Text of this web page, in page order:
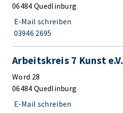
06484 Quedlinburg
E-Mail schreiben
03946 2695
Arbeitskreis 7 Kunst e.V.
Word 28
06484 Quedlinburg
E-Mail schreiben